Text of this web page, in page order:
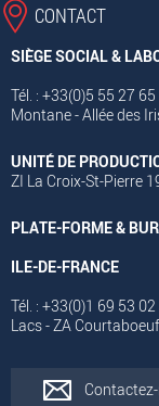
CONTACT
SIÈGE SOCIAL &
Tél. : +33(0)5 55 27
Montane - Allée des
UNITÉ DE
ZI La Croix-St-Pierre
PLATE-FORME &
ILE-DE-FRANCE
Tél. : +33(0)1 69 53
Lacs - ZA